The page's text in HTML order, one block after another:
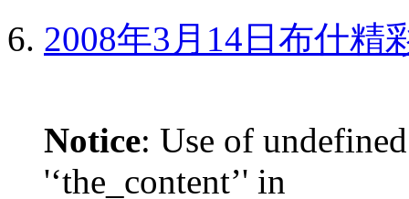
2008年3月14日布什精
Notice: Use of
'‘the_content’' in